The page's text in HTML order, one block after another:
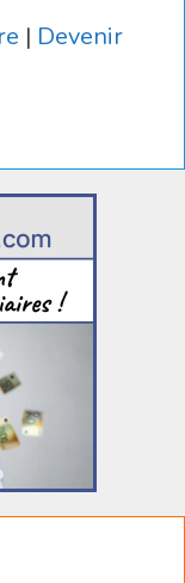
| Devenir